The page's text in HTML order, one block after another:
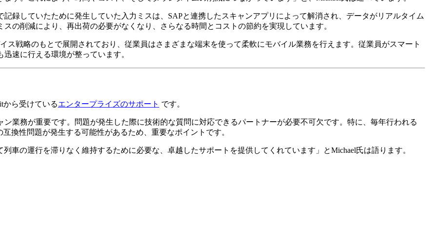
録していたために発生していた入力ミスは、SAPと連携したスキャンアプリによって解消され、データがリアルタイム
の削減により、再出荷の必要がなくなり、さらなる時間とコストの節約を実現しています。
ス戦略のもとで展開されており、従業員はさまざまな端末を使って柔軟にモバイル業務を行えます。従業員がスマート
速に行える環境が整っています。
から受けているエンタープライズのサポート です。
ン業務が重要です。問題が発生した際に技術的な質問に対応できるパートナーが必要不可欠です。特に、毎年行われる
換性問題が発生する可能性があるため、重要なポイントです。
車の運行を滞りなく維持するために必要な、卓越したサポートを提供してくれています」とMichael氏は語ります。